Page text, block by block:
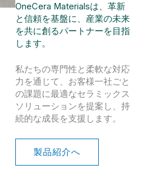
OneCera Materialsは、革新
と信頼を基盤に、産業の未来
を共に創るパートナーを目指
します。
私たちの専門性と柔軟な対応
力を通じて、お客様一社ごと
の課題に最適なセラミックス
ソリューションを提案し、持
続的な成長を支援します。
製品紹介へ